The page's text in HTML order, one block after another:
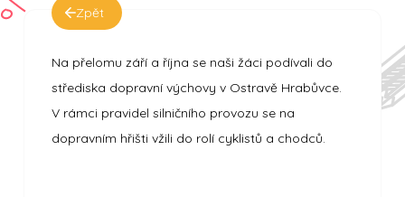
Zpět
Na přelomu září a října se naši žáci podívali do
střediska dopravní výchovy v Ostravě Hrabůvce.
V rámci pravidel silničního provozu se na
dopravním hřišti vžili do rolí cyklistů a chodců.